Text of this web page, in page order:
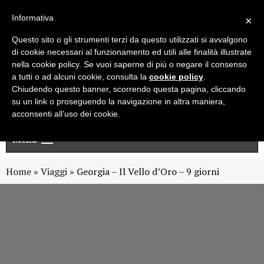
Newsletter
Menu
Home » Viaggi » Georgia – Il Vello d’Oro – 9 giorni
×
Informativa
Questo sito o gli strumenti terzi da questo utilizzati si avvalgono
di cookie necessari al funzionamento ed utili alle finalità illustrate
nella cookie policy. Se vuoi saperne di più o negare il consenso
a tutti o ad alcuni cookie, consulta la cookie policy
Chiudendo questo banner, scorrendo questa pagina, cliccando
su un link o proseguendo la navigazione in altra maniera,
acconsenti all’uso dei cookie.